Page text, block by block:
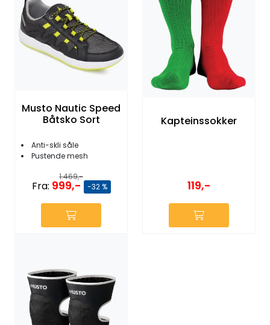
Musto Nautic Speed
Båtsko Sort
Anti-skli såle
Pustende mesh
1.469,-
Fra: 999,- -32 %
Kapteinssokker
119,-